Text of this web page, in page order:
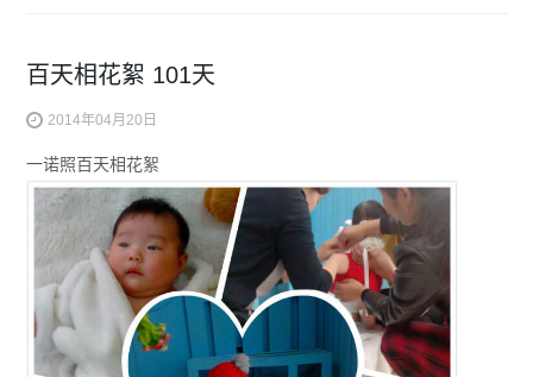
百天相花絮 101天
2014年04月20日
一诺照百天相花絮